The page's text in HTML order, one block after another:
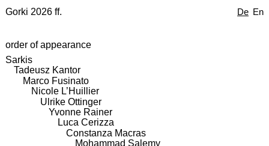
De En
Gorki 2026 ff.
order of appearance
Sarkis
Tadeusz Kantor
Marco Fusinato
Nicole L’Huillier
Ulrike Ottinger
Yvonne Rainer
Luca Cerizza
Constanza Macras
Mohammad Salemy